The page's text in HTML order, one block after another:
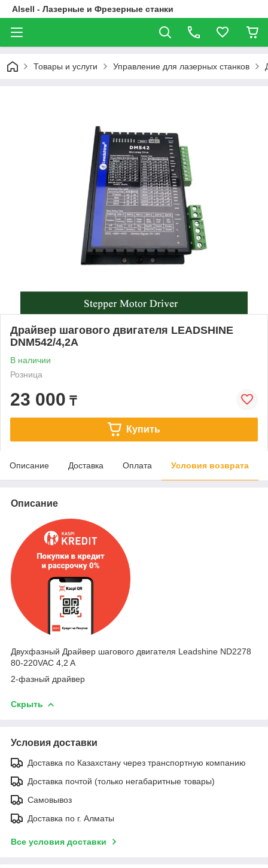
Alsell - Лазерные и Фрезерные станки
Товары и услуги Управление для лазерных станков
Драйвер шагового двигателя LEADSHINE
DNM542/4,2А
В наличии
Розница
23 000 ₸
Купить
Описание Доставка Оплата Условия возврата
Описание
Двухфазный Драйвер шагового двигателя Leadshine ND2278
80-220VAC 4,2 A
2-фазный драйвер
Скрыть
Условия доставки
Доставка по Казахстану через транспортную компанию
Доставка почтой (только негабаритные товары)
Самовывоз
Доставка по г. Алматы
Все условия доставки